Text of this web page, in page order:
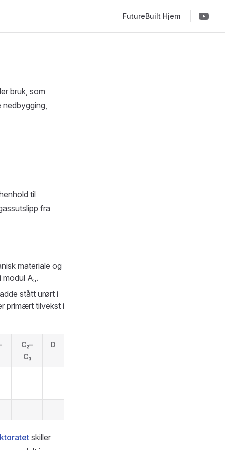
FutureBuilt Hjem
bruk, som
nedbygging,
til
fra
materiale og
A₅.
stått urørt i
primært tilvekst i
C₂–
C₃
D
skiller